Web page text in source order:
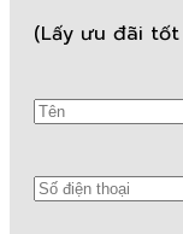
(Lấy ưu đãi